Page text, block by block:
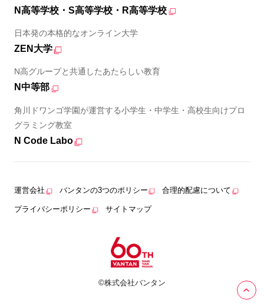
N高等学校・S高等学校・R高等学校
日本発の本格的なオンライン大学
ZEN大学
N高グループと共通したあたらしい教育
N中等部
角川ドワンゴ学園が運営する小学生・中学生・高校生向けプロ
グラミング教室
N Code Labo
運営会社 バンタンの3つのポリシー 合理的配慮について
プライバシーポリシー サイトマップ
©株式会社バンタン